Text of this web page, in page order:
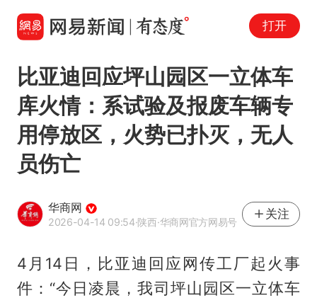
打开
比亚迪回应坪山园区一立体车
库火情：系试验及报废车辆专
用停放区，火势已扑灭，无人
员伤亡
华商网
2026-04-14 09:54·陕西·华商网官方网易号
关注
4月14日，比亚迪回应网传工厂起火事
件：“今日凌晨，我司坪山园区一立体车